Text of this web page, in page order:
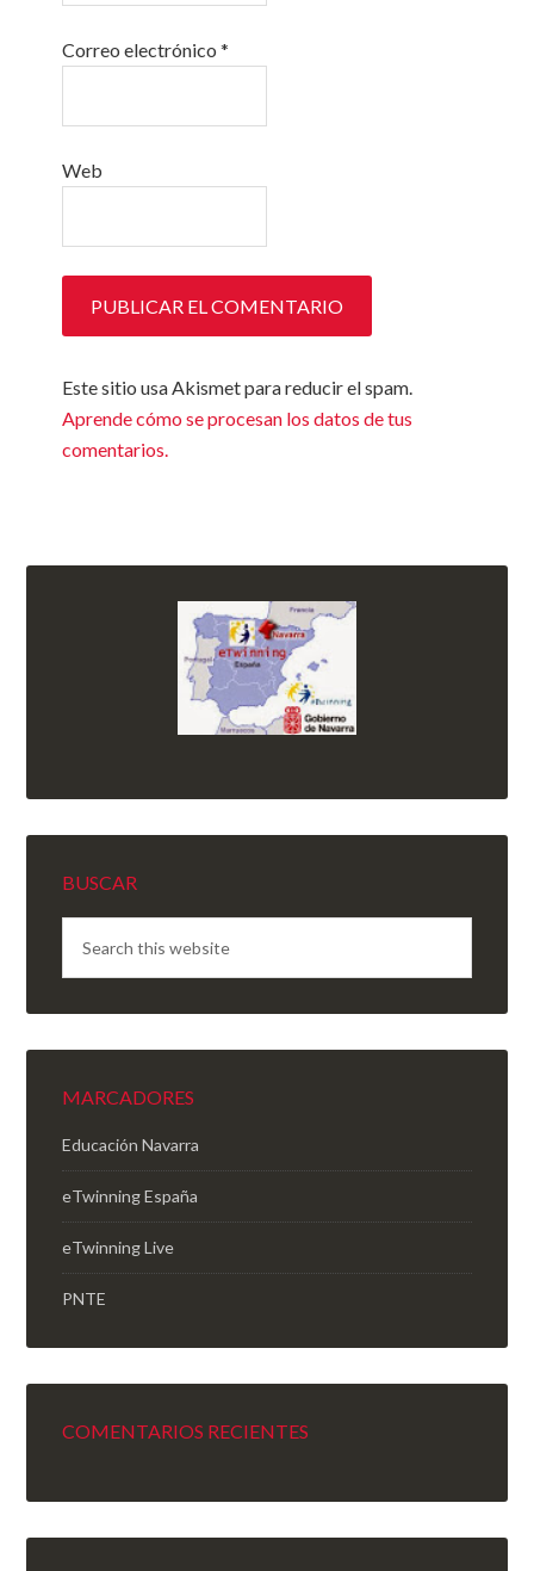
Correo electrónico*
Web
Este sitio usa Akismet para reducir el spam.
Aprende cómo se procesan los datos de tus
comentarios.
BUSCAR
MARCADORES
Educación Navarra
eTwinning España
eTwinning Live
PNTE
COMENTARIOS RECIENTES